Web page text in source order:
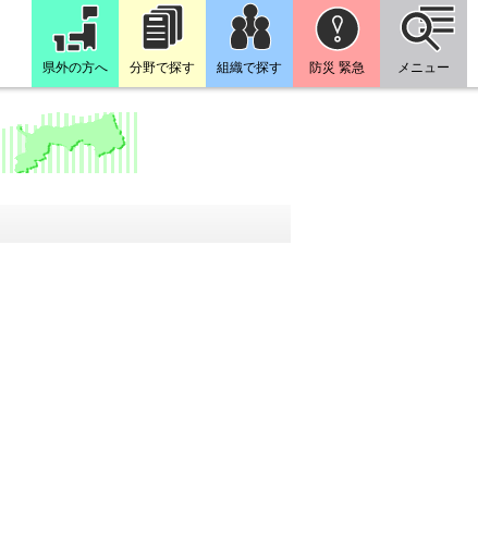
県外の方へ 分野で探す 組織で探す 防災 緊急 メニュー